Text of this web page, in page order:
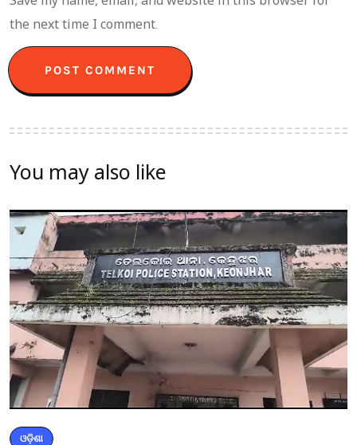
the next time I comment.
You may also like
ଓଡ଼ିଶା